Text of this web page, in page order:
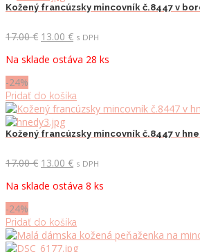
Kožený francúzsky mincovník č.8447 v
17.00€ Pôvodná
bola:
13.00 €Aktuálna
je:
s DPH
Na sklade ostáva 28 ks
-24%
Pridať do košíka
Kožený francúzsky mincovník č.8447 v
17.00€ Pôvodná
bola:
13.00 €Aktuálna
je:
s DPH
Na sklade ostáva 8 ks
-24%
Pridať do košíka